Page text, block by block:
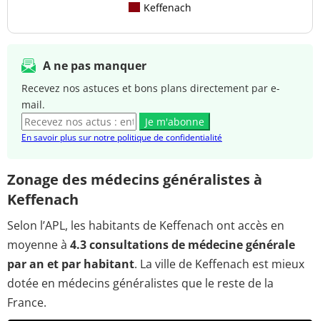
Keffenach
A ne pas manquer
Recevez nos astuces et bons plans directement par e-
mail.
Je m'abonne
En savoir plus sur notre politique de confidentialité
Zonage des médecins généralistes à
Keffenach
Selon l’APL, les habitants de Keffenach ont accès en
moyenne à 4.3 consultations de médecine générale
par an et par habitant. La ville de Keffenach est mieux
dotée en médecins généralistes que le reste de la
France.